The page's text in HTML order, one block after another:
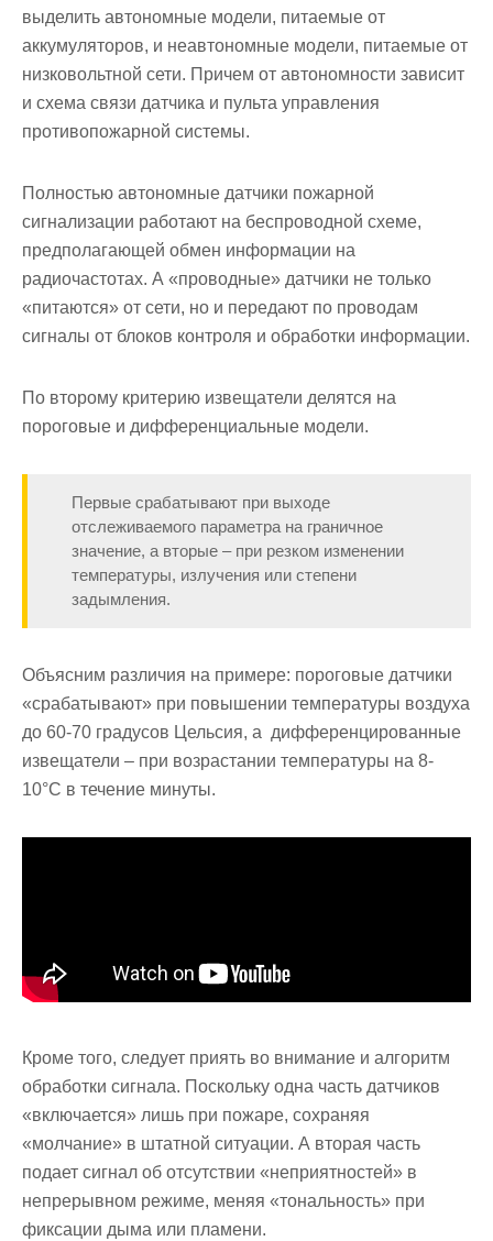
выделить автономные модели, питаемые от
аккумуляторов, и неавтономные модели, питаемые от
низковольтной сети. Причем от автономности зависит
и схема связи датчика и пульта управления
противопожарной системы.
Полностью автономные датчики пожарной
сигнализации работают на беспроводной схеме,
предполагающей обмен информации на
радиочастотах. А «проводные» датчики не только
«питаются» от сети, но и передают по проводам
сигналы от блоков контроля и обработки информации.
По второму критерию извещатели делятся на
пороговые и дифференциальные модели.
Первые срабатывают при выходе
отслеживаемого параметра на граничное
значение, а вторые – при резком изменении
температуры, излучения или степени
задымления.
Объясним различия на примере: пороговые датчики
«срабатывают» при повышении температуры воздуха
до 60-70 градусов Цельсия, а дифференцированные
извещатели – при возрастании температуры на 8-
10°С в течение минуты.
Кроме того, следует приять во внимание и алгоритм
обработки сигнала. Поскольку одна часть датчиков
«включается» лишь при пожаре, сохраняя
«молчание» в штатной ситуации. А вторая часть
подает сигнал об отсутствии «неприятностей» в
непрерывном режиме, меняя «тональность» при
фиксации дыма или пламени.